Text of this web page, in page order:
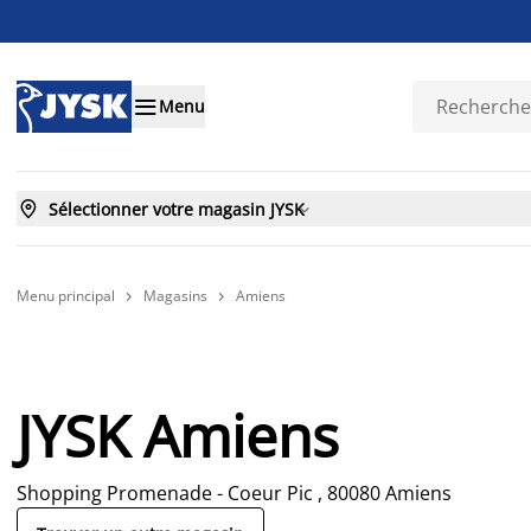
Menu
 Sélectionner votre magasin JYSK
Menu principal  Magasins  Amiens
JYSK Amiens
Shopping Promenade - Coeur Pic , 80080 Amiens